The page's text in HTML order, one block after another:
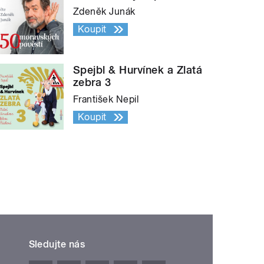
Zdeněk Junák
Koupit
Spejbl & Hurvínek a Zlatá
zebra 3
František Nepil
Koupit
Sledujte nás